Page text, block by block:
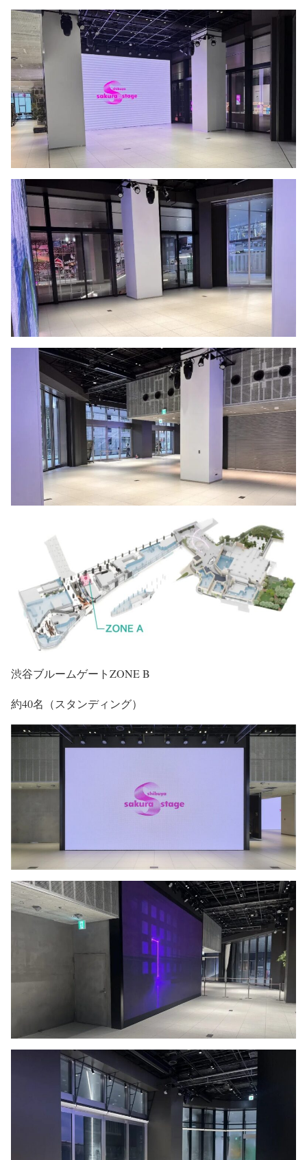
渋谷ブルームゲートZONE B
約40名（スタンディング）